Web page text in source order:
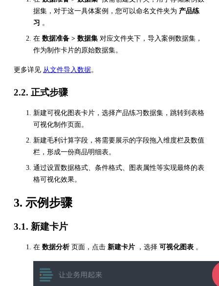
据集，对于这一具体案例，您可以命名文件夹为 产品练
习 。
在 数据准备 > 数据集 对应文件夹下，导入案例数据集，
作为制作卡片的原始数据集。
更多详见 从文件导入数据。
2.2. 正式步骤
新建可视化图表卡片，选择产品练习数据集，跳转到表格
可视化制作页面。
新建毛利计算字段，将需要展示的字段拖入维度栏及数值
栏，形成一份商品明细表。
通过设置数据格式、条件格式、图表属性等实现最终的表
格可视化效果。
3. 示例步骤
3.1. 新建卡片
在 数据分析页面，点击 新建卡片 ，选择 可视化图表 。